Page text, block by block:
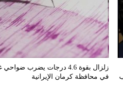
زلزال بقوة 4.6 درجات يضرب
في محافظة كرمان الإيرانية